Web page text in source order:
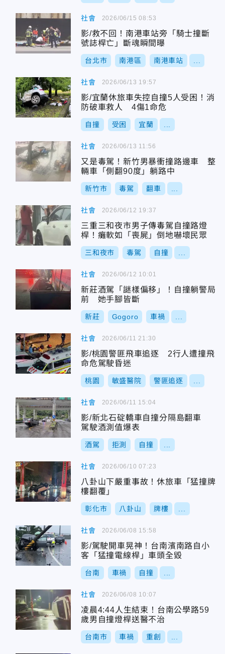
社會
影/救不回！南港車站旁「騎士撞斷
號誌桿亡」斷魂瞬間曝
台北市 南港區 南港車站
2026/06/15 08:53
社會
影/宜蘭休旅車失控自撞5人受困！消
防破車救人 4傷1命危
自撞 受困 宜蘭
2026/06/13 19:57
社會
又是毒駕！新竹男暴衝撞路邊車 整
輛車「側翻90度」躺路中
新竹市 毒駕 翻車
2026/06/13 11:56
社會
三重三和夜市男子傳毒駕自撞路燈
桿！癱軟如「喪屍」倒地嚇壞民眾
三和夜市 毒駕 自撞
2026/06/12 19:37
社會
新莊酒駕「謎樣偏移」！自撞躺警局
前 她手腳皆斷
新莊 Gogoro 車禍
2026/06/12 10:01
社會
影/桃園警匪飛車追逐 2行人遭撞飛
命危駕駛昏迷
桃園 敏盛醫院 警匪追逐
2026/06/11 21:30
社會
影/新北石碇轎車自撞分隔島翻車
駕駛酒測值爆表
酒駕 拒測 自撞
2026/06/11 15:04
社會
八卦山下嚴重事故！休旅車「猛撞牌
樓翻覆」
彰化市 八卦山 牌樓
2026/06/10 07:23
社會
影/駕駛開車晃神！台南濱南路自小
客「猛撞電線桿」車頭全毀
台南 車禍 自撞
2026/06/08 15:58
社會
凌晨4:44人生結束！台南公學路59
歲男自撞燈桿送醫不治
台南市 車禍 重創
2026/06/08 10:07